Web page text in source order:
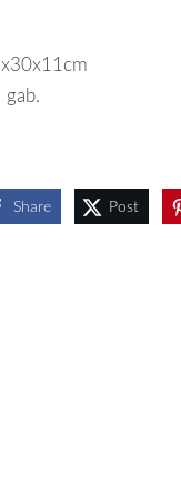
Share Post